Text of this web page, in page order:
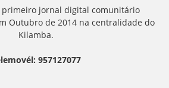
primeiro jornal digital comunitário
Outubro de 2014 na centralidade do
Kilamba.
957127077